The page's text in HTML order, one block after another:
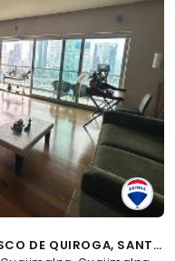
RENTA DEPARTAMENTO EN AV. VASCO DE QUIROGA, SANTA FE CUAJIMALPA, CDMX - (34)